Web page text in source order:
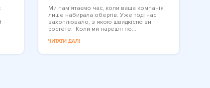
Ми пам'ятаємо час, коли ваша компанія
лише набирала обертів. Уже тоді нас
захоплювало, з якою швидкістю ви
ростете. Коли ми нарешті по...
ЧИТАТИ ДАЛІ